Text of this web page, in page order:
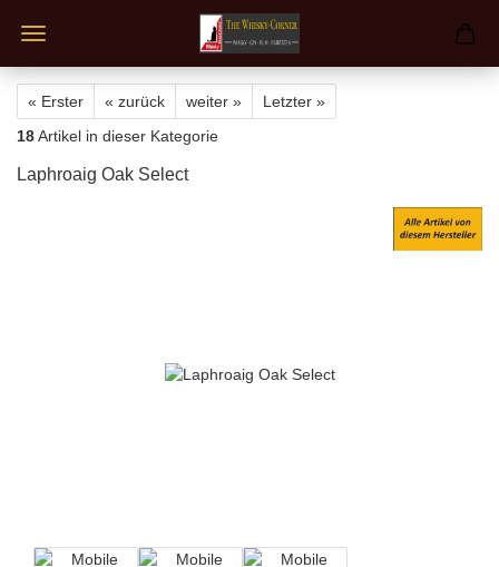
« Erster « zurück weiter »
Letzter »
18Artikel in dieser Kategorie
Laphroaig Oak Select